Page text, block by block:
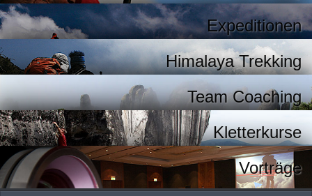
Expeditionen
Himalaya Trekking
Team Coaching
Kletterkurse
Vorträge